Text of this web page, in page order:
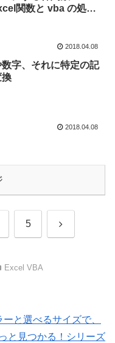
関数と vba の処理
2018.04.08
字、それに特定の記
換
2018.04.08
5 次
Excel VBA
と選べるサイズで、
と見つかる！シリーズ